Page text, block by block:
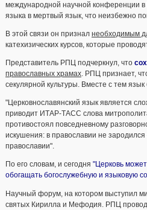
международной научной конференции
языка в мертвый язык, что неизбежно
В этой связи он признал необходимым
катехизических курсов, которые
Представитель РПЦ подчеркнул, что
православных храмах. РПЦ признает,
секулярной культуры. Вместе с тем
"Церковнославянский язык является
приводит ИТАР-ТАСС слова
противостоял повседневному
искушения: в православии не
православии".
По его словам, и сегодня "Церковь
обогащать богослужебную и языковую
Научный форум, на котором выступил
святых Кирилла и Мефодия. РПЦ